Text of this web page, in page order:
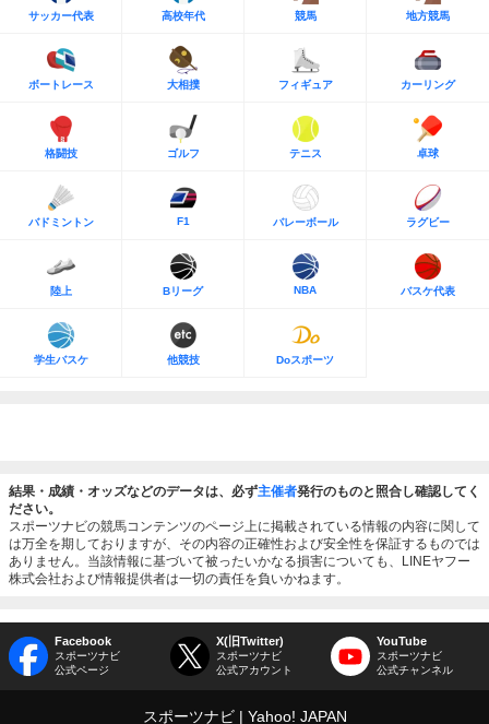
サッカー代表 高校年代 競馬 地方競馬
ボートレース 大相撲 フィギュア カーリング
格闘技 ゴルフ テニス 卓球
バドミントン F1 バレーボール ラグビー
陸上 Bリーグ NBA バスケ代表
学生バスケ 他競技 Doスポーツ
結果・成績・オッズなどのデータは、必ず主催者発行のものと照合し確認してく
ださい。
スポーツナビの競馬コンテンツのページ上に掲載されている情報の内容に関して
は万全を期しておりますが、その内容の正確性および安全性を保証するものでは
ありません。当該情報に基づいて被ったいかなる損害についても、LINEヤフー
株式会社および情報提供者は一切の責任を負いかねます。
Facebook
スポーツナビ
公式ページ
X(旧Twitter)
スポーツナビ
公式アカウント
YouTube
スポーツナビ
公式チャンネル
スポーツナビ Yahoo! JAPAN